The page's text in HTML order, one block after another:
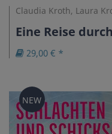
Claudia Kroth, Laura
Eine Reise
29,00 € *
NEW